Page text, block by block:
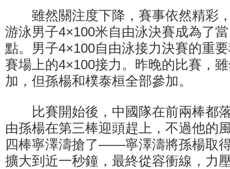
雖然關注度下降，賽事依然精彩
游泳男子4×100米自由泳決賽成為了
點。男子4×100自由泳接力決賽的重
賽場上的4×100接力。昨晚的比賽，
加，但孫楊和樸泰桓全部參加。
比賽開始後，中國隊在前兩棒都
由孫楊在第三棒迎頭趕上，不過他的
四棒寧澤濤搶了——寧澤濤將孫楊取
擴大到近一秒鐘，最終從容衝線，力